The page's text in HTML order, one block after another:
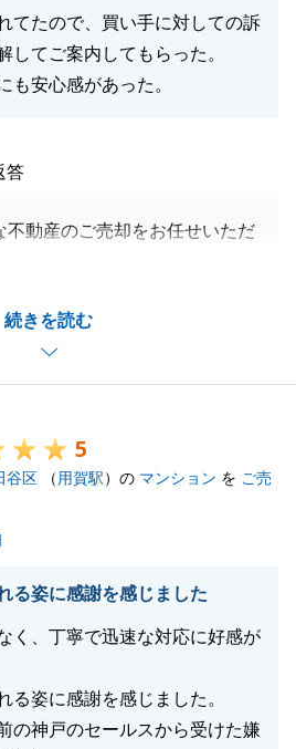
閉じる
てたので、買い手に対しての訴
してご案内してもらった。
も安心感があった。
続きを読む
答
不動産のご売却をお任せいただ
誠実な対応を評価していただけ
葉を励みに、今後もより一層質
5
谷区 （ 用賀駅）の マンション を ご売
る姿に感謝を感じました
く、丁寧で迅速な対応に好感が
る姿に感謝を感じました。
の神戸のセールスから受けた嫌